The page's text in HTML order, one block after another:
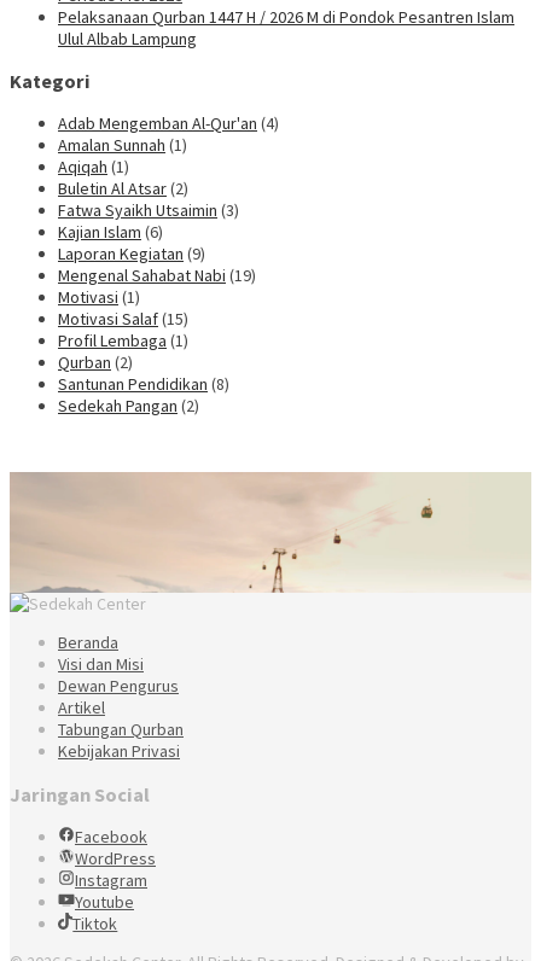
Pelaksanaan Qurban 1447 H / 2026 M di Pondok Pesantren Islam
Ulul Albab Lampung
Kategori
Adab Mengemban Al-Qur'an (4)
Amalan Sunnah (1)
Aqiqah (1)
Buletin Al Atsar(2)
Fatwa Syaikh Utsaimin (3)
Kajian Islam (6)
Laporan Kegiatan (9)
Mengenal Sahabat Nabi (19)
Motivasi (1)
Motivasi Salaf(15)
Profil Lembaga (1)
Qurban (2)
Santunan Pendidikan (8)
Sedekah Pangan (2)
Beranda
Visi dan Misi
Dewan Pengurus
Artikel
Tabungan Qurban
Kebijakan Privasi
Jaringan Social
Facebook
WordPress
Instagram
Youtube
Tiktok